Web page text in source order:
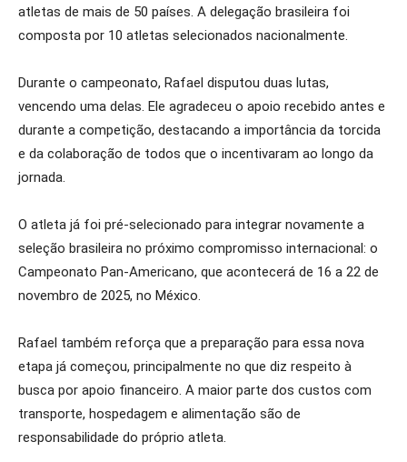
atletas de mais de 50 países. A delegação brasileira foi
composta por 10 atletas selecionados nacionalmente.
Durante o campeonato, Rafael disputou duas lutas,
vencendo uma delas. Ele agradeceu o apoio recebido antes e
durante a competição, destacando a importância da torcida
e da colaboração de todos que o incentivaram ao longo da
jornada.
O atleta já foi pré-selecionado para integrar novamente a
seleção brasileira no próximo compromisso internacional: o
Campeonato Pan-Americano, que acontecerá de 16 a 22 de
novembro de 2025, no México.
Rafael também reforça que a preparação para essa nova
etapa já começou, principalmente no que diz respeito à
busca por apoio financeiro. A maior parte dos custos com
transporte, hospedagem e alimentação são de
responsabilidade do próprio atleta.